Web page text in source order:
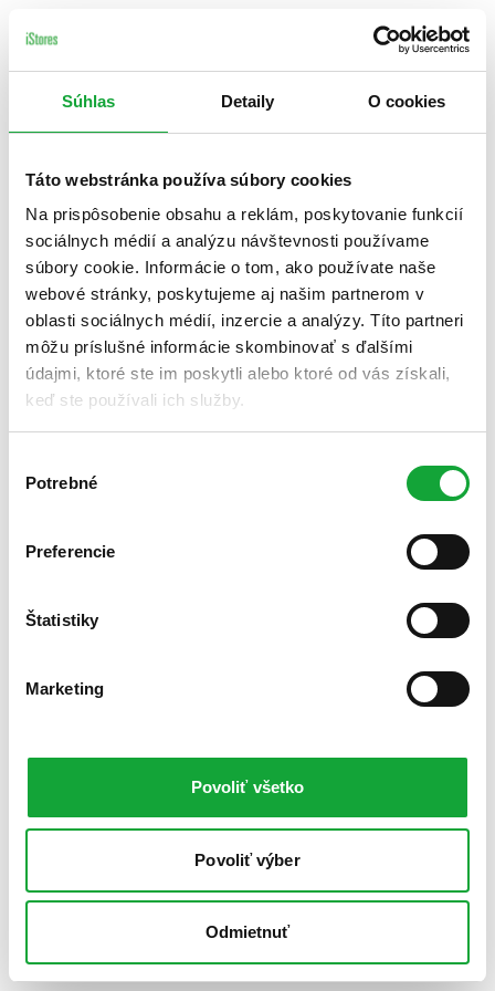
Súhlas Detaily O cookies
Táto webstránka používa súbory cookies
Na prispôsobenie obsahu a reklám, poskytovanie funkcií
sociálnych médií a analýzu návštevnosti používame
súbory cookie. Informácie o tom, ako používate naše
webové stránky, poskytujeme aj našim partnerom v
oblasti sociálnych médií, inzercie a analýzy. Títo partneri
môžu príslušné informácie skombinovať s ďalšími
údajmi, ktoré ste im poskytli alebo ktoré od vás získali,
keď ste používali ich služby.
súhlasu
Potrebné
Preferencie
Štatistiky
Marketing
Povoliť všetko
Povoliť výber
Odmietnuť